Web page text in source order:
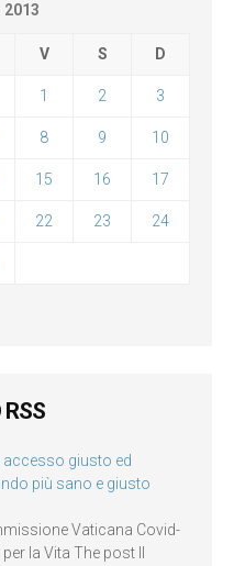
2013
V S D
1 2 3
8 9 10
15 16 17
22 23 24
RSS
accesso giusto ed
più sano e giusto
Vaticana Covid-
la Vita The post Il